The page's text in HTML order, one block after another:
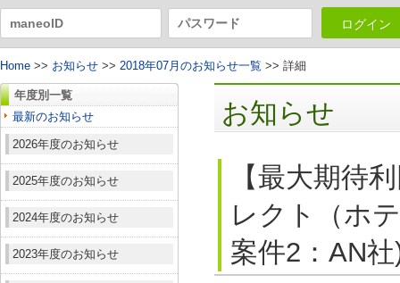
ログイン
Home >> お知らせ >> 2018年07月のお知らせ一覧 >> 詳細
年度別一覧
最新のお知らせ
2026年度のお知らせ
2025年度のお知らせ
2024年度のお知らせ
2023年度のお知らせ
お知らせ
【最大期待
レクト（ホ
案件2：AN